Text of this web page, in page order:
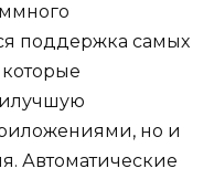
поддержка самых
но и
Автоматические